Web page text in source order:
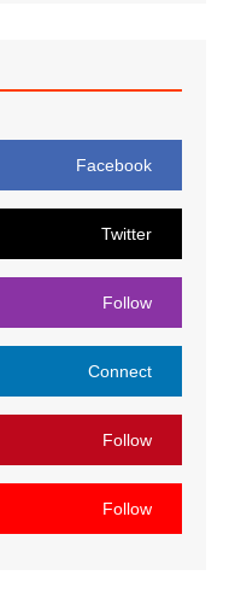
Facebook
Twitter
Follow
Connect
Follow
Follow